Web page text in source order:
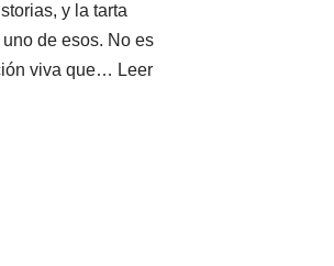
y la tarta
de esos. No es
viva que… Leer